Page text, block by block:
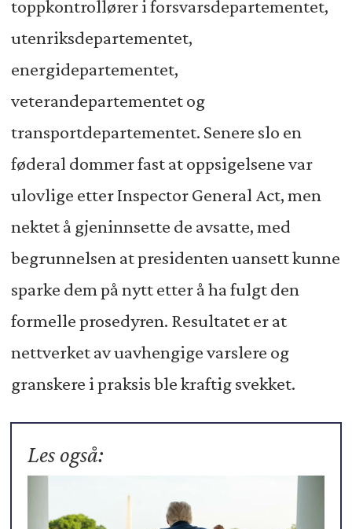
toppkontrollører i forsvarsdepartementet,
utenriksdepartementet,
energidepartementet,
veterandepartementet og
transportdepartementet. Senere slo en
føderal dommer fast at oppsigelsene var
ulovlige etter Inspector General Act, men
nektet å gjeninnsette de avsatte, med
begrunnelsen at presidenten uansett kunne
sparke dem på nytt etter å ha fulgt den
formelle prosedyren. Resultatet er at
nettverket av uavhengige varslere og
granskere i praksis ble kraftig svekket.
Les også: